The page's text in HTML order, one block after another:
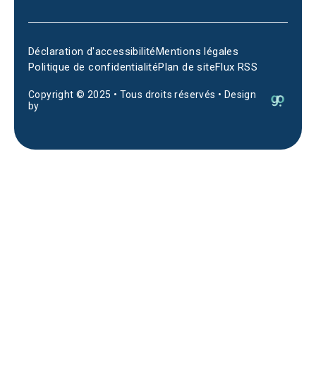
Copyright © 2025 • Tous droits réservés • Design
by
Déclaration d'accessibilitéMentions légales
Politique de confidentialitéPlan de siteFlux RSS